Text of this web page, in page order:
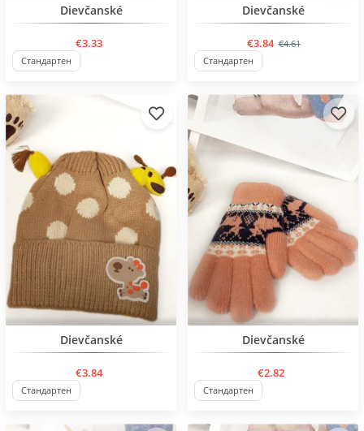
BESTSELLER
Dievčanské
€3.33
Стандартен
BESTSELLER
Dievčanské
€3.84 €4.61
Стандартен
BESTSELLER
Dievčanské
€3.84
Стандартен
BESTSELLER
Dievčanské
€2.82
Стандартен